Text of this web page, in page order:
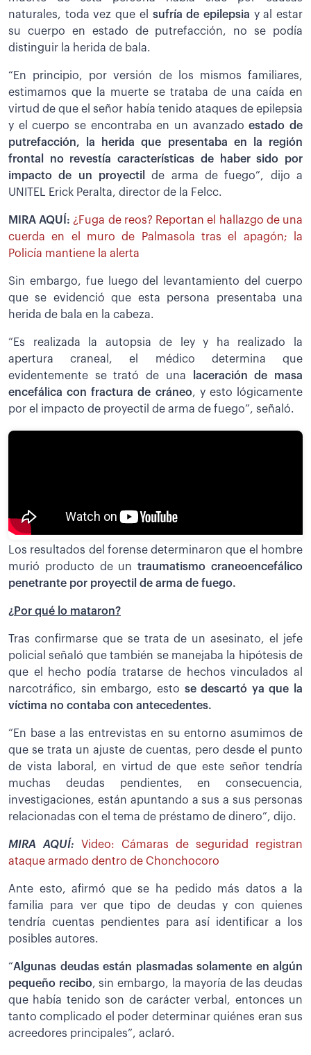
naturales, toda vez que el sufría de epilepsia y al estar
su cuerpo en estado de putrefacción, no se podía
distinguir la herida de bala.
“En principio, por versión de los mismos familiares,
estimamos que la muerte se trataba de una caída en
virtud de que el señor había tenido ataques de epilepsia
y el cuerpo se encontraba en un avanzadoestado de
putrefacción, la herida que presentaba en la región
frontal no revestía características de haber sido por
impacto de un proyectil
de arma de fuego”, dijo a
UNITEL Erick Peralta, director de la Felcc.
MIRA AQUÍ: ¿Fuga de reos? Reportan el hallazgo de una
cuerda en el muro de Palmasola tras el apagón; la
Policía mantiene la alerta
Sin embargo, fue luego del levantamiento del cuerpo
que se evidenció que esta persona presentaba una
herida de bala en la cabeza.
“Es realizada la autopsia de ley y ha realizado la
apertura craneal, el médico determina que
evidentemente se trató de una laceración de masa
encefálica con fractura de cráneo, y esto lógicamente
por el impacto de proyectil de arma de fuego”, señaló.
Los resultados del forense determinaron que el hombre
murió producto de untraumatismo craneoencefálico
penetrante por proyectil de arma de fuego.
¿Por qué lo mataron?
Tras confirmarse que se trata de un asesinato, el jefe
policial señaló que también se manejaba la hipótesis de
que el hecho podía tratarse de hechos vinculados al
narcotráfico, sin embargo, esto se descartó ya que la
víctima no contaba con antecedentes.
“En base a las entrevistas en su entorno asumimos de
que se trata un ajuste de cuentas, pero desde el punto
de vista laboral, en virtud de que este señor tendría
muchas deudas pendientes, en consecuencia,
investigaciones, están apuntando a sus a sus personas
relacionadas con el tema de préstamo de dinero”, dijo.
MIRA AQUÍ: Video: Cámaras de seguridad registran
ataque armado dentro de Chonchocoro
Ante esto, afirmó que se ha pedido más datos a la
familia para ver que tipo de deudas y con quienes
tendría cuentas pendientes para así identificar a los
posibles autores.
“Algunas deudas están plasmadas solamente en algún
pequeño recibo, sin embargo, la mayoría de las deudas
que había tenido son de carácter verbal, entonces un
tanto complicado el poder determinar quiénes eran sus
acreedores principales”, aclaró.